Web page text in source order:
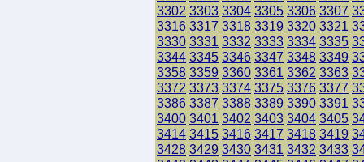
3302 3303 3304 3305 3306 3307
3316 3317 3318 3319 3320 3321
3330 3331 3332 3333 3334 3335
3344 3345 3346 3347 3348 3349
3358 3359 3360 3361 3362 3363
3372 3373 3374 3375 3376 3377
3386 3387 3388 3389 3390 3391
3400 3401 3402 3403 3404 3405
3414 3415 3416 3417 3418 3419
3428 3429 3430 3431 3432 3433